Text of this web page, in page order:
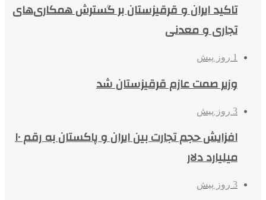
تاکید ایران و قرقیزستان بر گسترش همکاری‌های
تجاری و معدنی
1 روز پیش
وزیر صمت عازم قرقیزستان شد
3 روز پیش
افزایش حجم تجارت بین ایران و پاکستان به رقم ۱۰
میلیارد دلار
3 روز پیش